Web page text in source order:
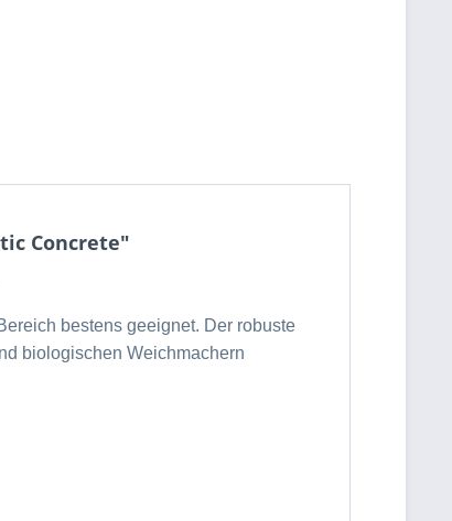
Concrete"
bestens geeignet. Der robuste
biologischen Weichmachern